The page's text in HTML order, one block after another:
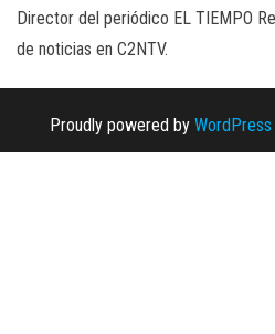
Director del periódico EL TIEMPO
de noticias en C2NTV.
Proudly powered by WordPress